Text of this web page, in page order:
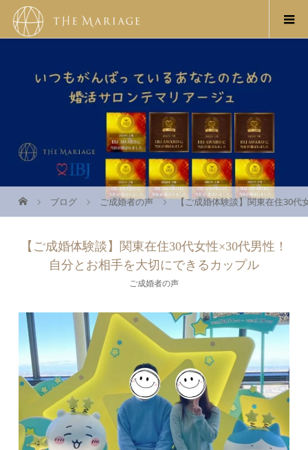
ブログ ご成婚者の声 【ご成婚体験談】関東在住30代
【ご成婚体験談】関東在住30代女性×30代男性！
自分とお相手を大切にできるカップル
ご成婚者の声